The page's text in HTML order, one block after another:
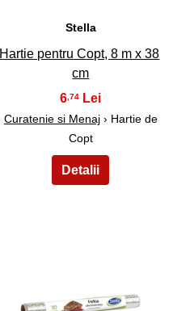
Stella
Hartie pentru Copt, 8 m x 38
cm
6,74
Curatenie si Menaj› Hartie de
Copt